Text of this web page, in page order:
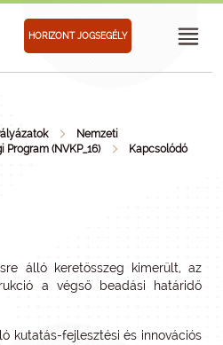
HORIZONT JOGSEGÉLY
Nemzeti
(NVKP_16)
Kapcsolódó
álló keretösszeg kimerült, az
a végső beadási határidő
kutatás-fejlesztési és innovációs